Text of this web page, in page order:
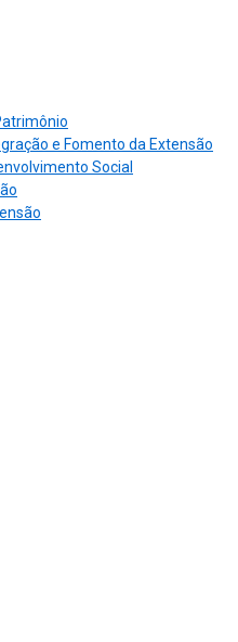
e Fomento da Extensão
Social